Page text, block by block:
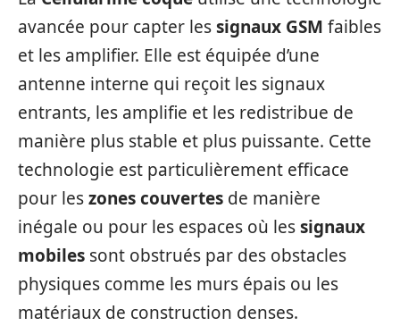
avancée pour capter lessignaux GSM faibles
et les amplifier. Elle est équipée d’une
antenne interne qui reçoit les signaux
entrants, les amplifie et les redistribue de
manière plus stable et plus puissante. Cette
technologie est particulièrement efficace
pour leszones couvertes de manière
inégale ou pour les espaces où lessignaux
mobiles sont obstrués par des obstacles
physiques comme les murs épais ou les
matériaux de construction denses.